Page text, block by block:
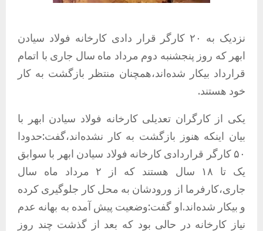
نزدیک به ۲۰ کارگر قرار دادی کارخانه فولاد سیادن
ابهر که روز پنجشنبه دوم مرداد ماه سال جاری با اتمام
قرارداد بیکار شده‌اند،همچنان منتظر بازگشت به کار
خود هستند.
یکی از کارگران تعدیلی کارخانه فولاد سیادن ابهر با
بیان اینکه هنوز بازگشت به کار نشده‌اند،گفت:حدودا
۵۰ کارگر قراردادی کارخانه فولاد سیادن ابهر با سوابق
یک تا ۱۸ سال هستند که از ۲ مرداد ماه سال
جاری،کارفرما از ورودشان به محل کار جلوگیری کرده
و بیکار شده‌اند.او گفت:وضعیت پیش آمده به بهانه‌ عدم
نیاز کارخانه در حالی بود که بعد از گذشت چند روز